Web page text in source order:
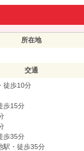
所在地
交通
徒歩10分
歩15分
歩35分
駅・徒歩35分